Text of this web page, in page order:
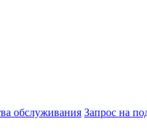
обслуживания Запрос на